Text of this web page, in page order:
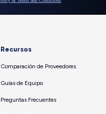
Recursos
Comparación de Proveedores
Guías de Equipo
Preguntas Frecuentes